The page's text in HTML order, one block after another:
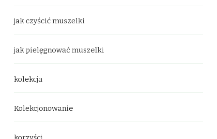
jak czyścić muszelki
jak pielęgnować muszelki
kolekcja
Kolekcjonowanie